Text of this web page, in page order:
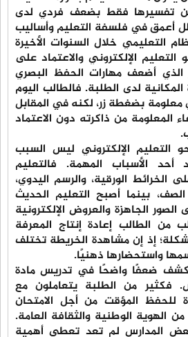
تفسيرها فقط بضعف فردي لدى
أعمق في فلسفة التعليم وأساليب
التعليمي خلال السنوات الأخيرة
التعليم الإلكتروني والاعتماد على
الذي أضعف مهارات الحفظ البصري
المكانية لدى الطلبة. فالطالب اليوم
بضغطة زر، لكنه في المقابل
المعلومة من ذاكرته دون الاعتماد
التعليم الإلكتروني ليس السبب
أحد الأسباب المهمة. فالتعليم
الخرائط الورقية، والرسم اليدوي،
بينما أصبح التعليم الحديث
الجاهزة والعروض الإلكترونية
من الطالب إعادة إنتاج المعرفة
إذ إن مشاهدة الخريطة تختلف
واستحضارها ذهنيًا.
ضعفًا واضحًا في تدريس مادة
فكثير من الطلبة يتعاملون مع
للحفظ المؤقت من أجل الامتحان
الهوية الوطنية والثقافة العامة.
المدارس لم تعد تعطي أهمية